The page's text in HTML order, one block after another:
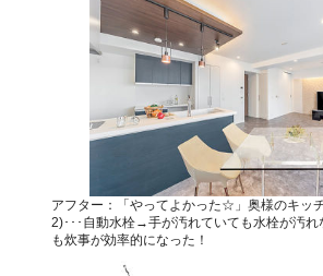
アフター：「やってよかった☆」奥様のキッ
2)･･･自動水栓→手が汚れていても水栓が汚れ
も炊事が効率的になった！